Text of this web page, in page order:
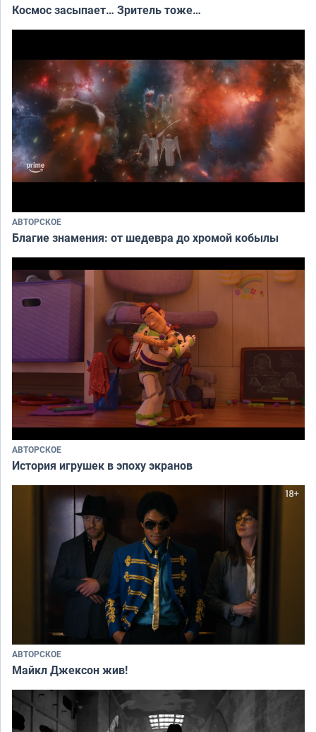
Космос засыпает… Зритель тоже…
АВТОРСКОЕ
Благие знамения: от шедевра до хромой кобылы
АВТОРСКОЕ
История игрушек в эпоху экранов
АВТОРСКОЕ
Майкл Джексон жив!